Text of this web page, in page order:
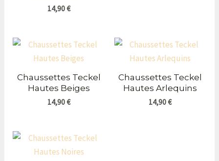
14,90€
Chaussettes Teckel
Hautes Beiges
14,90€
Chaussettes Teckel
Hautes Arlequins
14,90€